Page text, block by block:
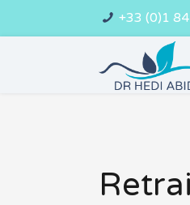
+33 (0)1